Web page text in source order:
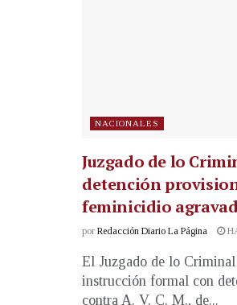
NACIONALES
Juzgado de lo
detención
feminicidio
por Redacción Diario La Página
El Juzgado de lo
instrucción formal con
contra A. V. C. M., de...